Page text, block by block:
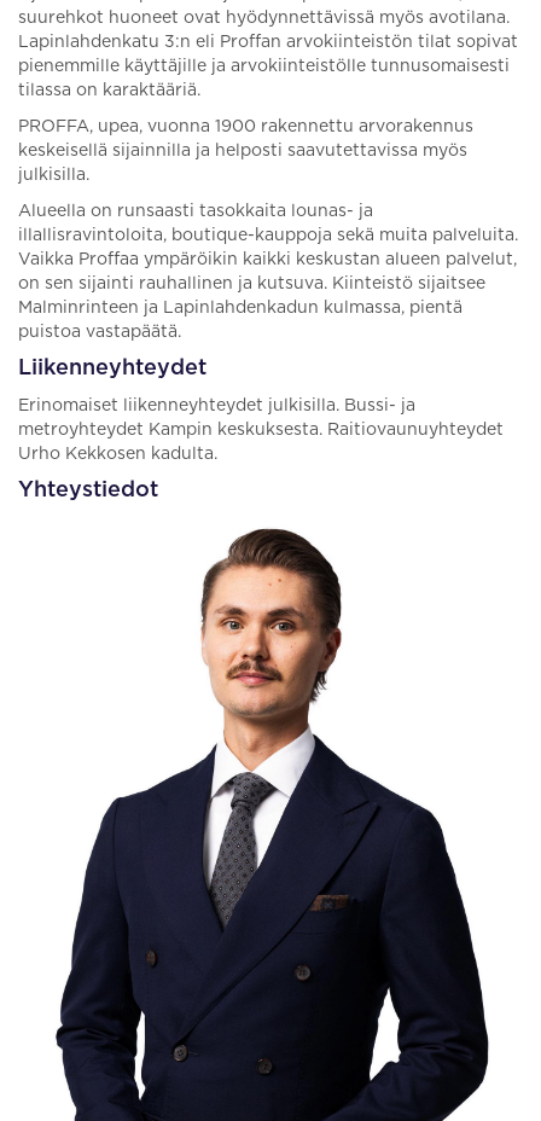
suurehkot huoneet ovat hyödynnettävissä myös avotilana.
Lapinlahdenkatu 3:n eli Proffan arvokiinteistön tilat sopivat
pienemmille käyttäjille ja arvokiinteistölle tunnusomaisesti
tilassa on karaktääriä.
PROFFA, upea, vuonna 1900 rakennettu arvorakennus
keskeisellä sijainnilla ja helposti saavutettavissa myös
julkisilla.
Alueella on runsaasti tasokkaita lounas- ja
illallisravintoloita, boutique-kauppoja sekä muita palveluita.
Vaikka Proffaa ympäröikin kaikki keskustan alueen palvelut,
on sen sijainti rauhallinen ja kutsuva. Kiinteistö sijaitsee
Malminrinteen ja Lapinlahdenkadun kulmassa, pientä
puistoa vastapäätä.
Liikenneyhteydet
Erinomaiset liikenneyhteydet julkisilla. Bussi- ja
metroyhteydet Kampin keskuksesta. Raitiovaunuyhteydet
Urho Kekkosen kadulta.
Yhteystiedot